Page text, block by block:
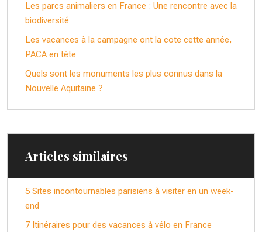
Les parcs animaliers en France : Une rencontre avec la
biodiversité
Les vacances à la campagne ont la cote cette année,
PACA en tête
Quels sont les monuments les plus connus dans la
Nouvelle Aquitaine ?
Articles similaires
5 Sites incontournables parisiens à visiter en un week-
end
7 Itinéraires pour des vacances à vélo en France